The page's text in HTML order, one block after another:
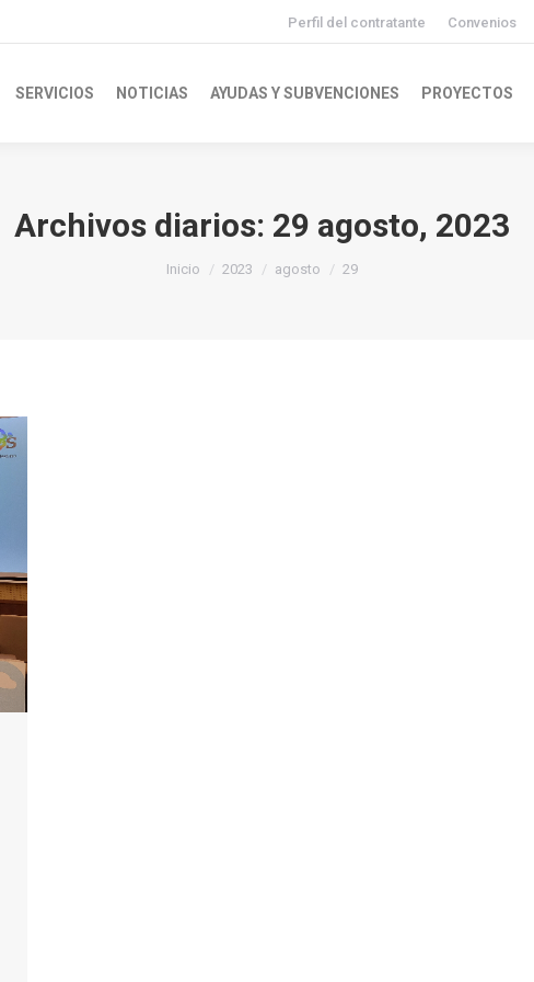
Perfil del contratante Convenios
SERVICIOS NOTICIAS AYUDAS Y SUBVENCIONES PROYECTOS
Archivos diarios: 29 agosto, 2023
Inicio 2023 agosto 29